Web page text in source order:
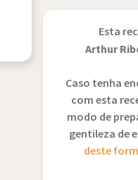
Esta
Arthur
Caso tenha
com esta
modo de
gentileza de
deste